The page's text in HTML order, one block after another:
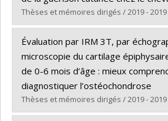
Thèses et mémoires dirigés / 2019 - 2019
Graduate :Dubuc, Valérie
Cycle :Master's
Grade :M. Sc.
Lien vers le document dans Papyrus
Évaluation par IRM 3T, par
microscopie du cartilage
de 0-6 mois d’âge : mieux
diagnostiquer l’ostéochondrose
Thèses et mémoires dirigés / 2019 - 2019